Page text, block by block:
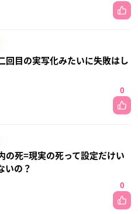
回目の実写化みたいに失敗はし
0
の死=現実の死って設定だけい
いの？
0